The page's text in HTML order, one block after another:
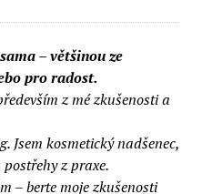
– většinou ze
pro radost.
z mé zkušenosti a
Jsem kosmetický nadšenec,
z praxe.
– berte moje zkušenosti